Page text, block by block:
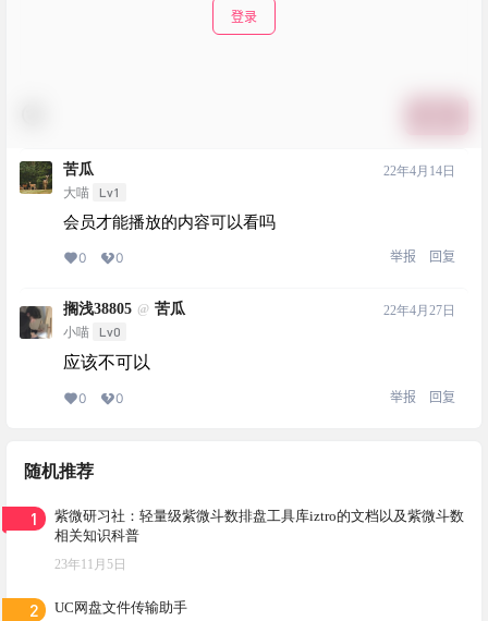
登录
苦瓜
大喵 Lv1
22年4月14日
会员才能播放的内容可以看吗
0 0 举报 回复
搁浅38805 @ 苦瓜
小喵 Lv0
22年4月27日
应该不可以
0 0 举报 回复
随机推荐
1
紫微研习社：轻量级紫微斗数排盘工具库iztro的文档以及紫微斗数
相关知识科普
23年11月5日
2 UC网盘文件传输助手